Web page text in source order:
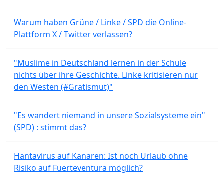
Warum haben Grüne / Linke / SPD die Online-
Plattform X / Twitter verlassen?
"Muslime in Deutschland lernen in der Schule
nichts über ihre Geschichte. Linke kritisieren nur
den Westen (#Gratismut)"
"Es wandert niemand in unsere Sozialsysteme ein"
(SPD) : stimmt das?
Hantavirus auf Kanaren: Ist noch Urlaub ohne
Risiko auf Fuerteventura möglich?